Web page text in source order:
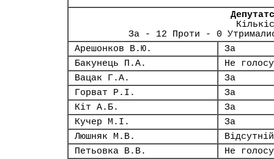
За - 12 Проти - 0
Арешонков В.Ю.
За
Бакунець П.А.
Не
Вацак Г.А.
За
Горват Р.І.
За
Кіт А.Б.
За
Кучер М.І.
За
Люшняк М.В.
Відсутній
Петьовка В.В.
Не